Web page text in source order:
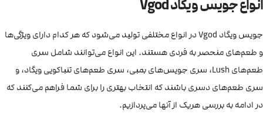
انواع جویس ویگاد Vgod
جویس ویگاد Vgod در انواع مختلفی تولید می‌شود که هر کدام دارای ویژگی‌ها
و طعم‌های منحصر به فردی هستند. این انواع می‌توانند شامل سری
طعم‌های Lush، سری جویس‌های بمبی، سری طعم‌های تنباکویی ویگاد، و
سری طعم‌های دسری باشند که انتخاب بهتری را برای شما فراهم می‌کنند که
در ادامه به بررسی هریک از آنها می‌پردازیم.